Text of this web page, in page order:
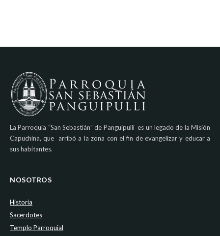
La Parroquia “San Sebastián” de Panguipulli es un legado de la Misión
Capuchina, que arribó a la zona con el fin de evangelizar y educar a
sus habitantes.
NOSOTROS
Historia
Sacerdotes
Templo Parroquial